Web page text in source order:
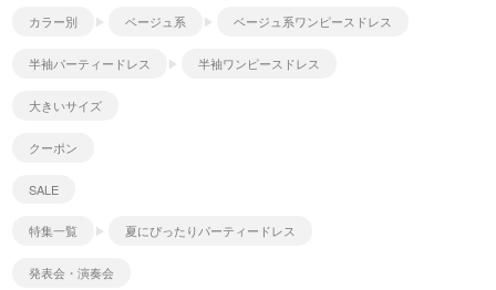
カラー別 ベージュ系 ベージュ系ワンピースドレス
半袖パーティードレス 半袖ワンピースドレス
大きいサイズ
クーポン
SALE
特集一覧 夏にぴったりパーティードレス
発表会・演奏会